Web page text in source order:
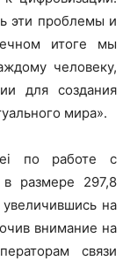
эти проблемы и
итоге мы
человеку,
для создания
мира».
по работе с
в размере 297,8
на
внимание на
связи